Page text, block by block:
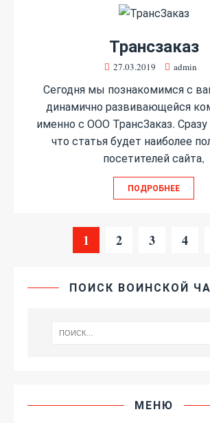
Трансзаказ
27.03.2019 admin
Сегодня мы познакомимся с
динамично развивающейся
именно с ООО ТрансЗаказ.
что статья будет наиболее
посетителей сайта,
ПОДРОБНЕЕ
1 2 3 4
ПОИСК ВОИНСКОЙ
МЕНЮ